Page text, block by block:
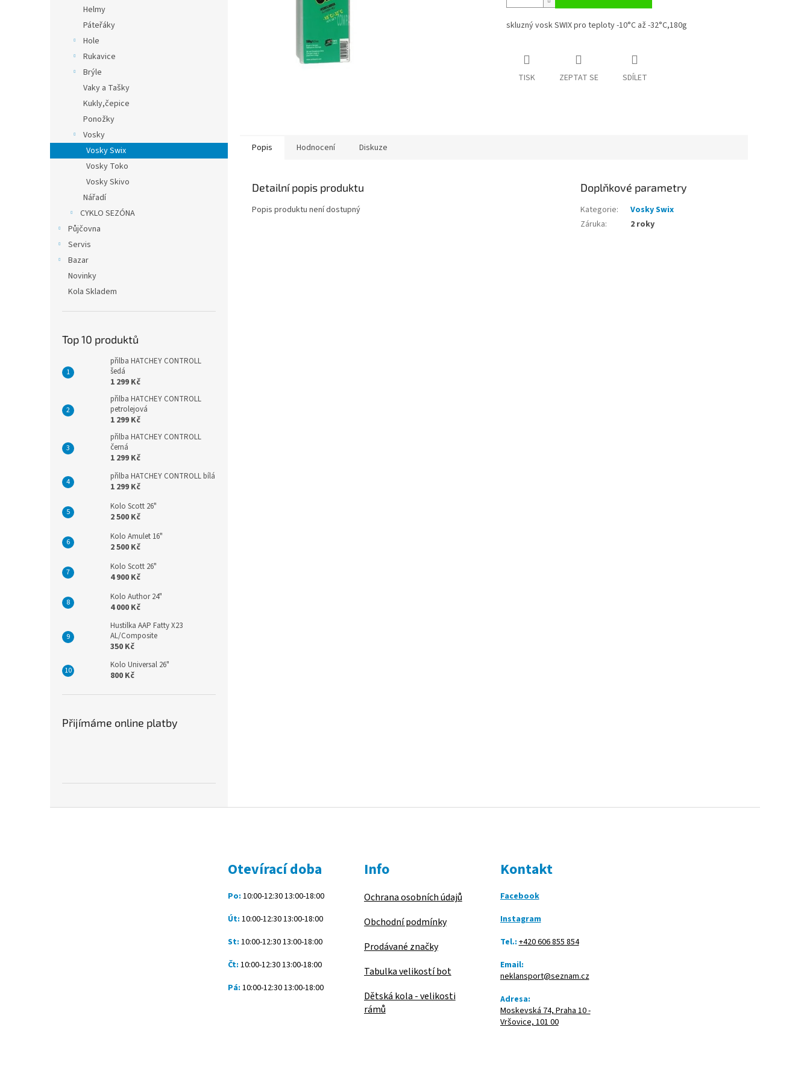
Helmy
Páteřáky
Hole
Rukavice
Brýle
Vaky a Tašky
Kukly,čepice
Ponožky
Vosky
Vosky Swix
Vosky Toko
Vosky Skivo
Nářadí
CYKLO SEZÓNA
Půjčovna
Servis
Bazar
Novinky
Kola Skladem
Top 10 produktů
přilba HATCHEY CONTROLL
šedá
1 299 Kč
přilba HATCHEY CONTROLL
petrolejová
1 299 Kč
přilba HATCHEY CONTROLL
černá
1 299 Kč
přilba HATCHEY CONTROLL bílá
1 299 Kč
Kolo Scott 26"
2 500 Kč
Kolo Amulet 16"
2 500 Kč
Kolo Scott 26"
4 900 Kč
Kolo Author 24"
4 000 Kč
Hustilka AAP Fatty X23
AL/Composite
350 Kč
Kolo Universal 26"
800 Kč
Přijímáme online platby
skluzný vosk SWIX pro teploty -10°C až -32°C,180g
TISK ZEPTAT SE SDÍLET
Popis Hodnocení Diskuze
Detailní popis produktu
Popis produktu není dostupný
Doplňkové parametry
Kategorie:
Vosky Swix
Záruka: 2 roky
Otevírací doba
Po: 10:00-12:30 13:00-18:00
Út: 10:00-12:30 13:00-18:00
St: 10:00-12:30 13:00-18:00
Čt: 10:00-12:30 13:00-18:00
Pá: 10:00-12:30 13:00-18:00
Info
Ochrana osobních údajů
Obchodní podmínky
Prodávané značky
Tabulka velikostí bot
Dětská kola - velikosti
rámů
Kontakt
Facebook
Instagram
Tel.:+420 606 855 854
Email:
neklansport@seznam.cz
Adresa:
Moskevská 74, Praha 10 -
Vršovice, 101 00